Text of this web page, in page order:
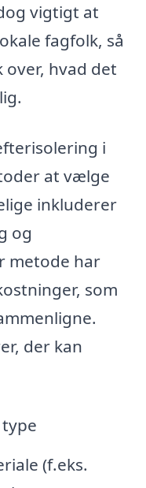
vigtigt at
fagfolk, så
hvad det
i
at vælge
inkluderer
og
metode har
som
der kan
(f.eks.